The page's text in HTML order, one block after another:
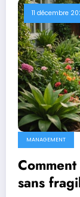
11 décembre
MANAGEMENT
sans